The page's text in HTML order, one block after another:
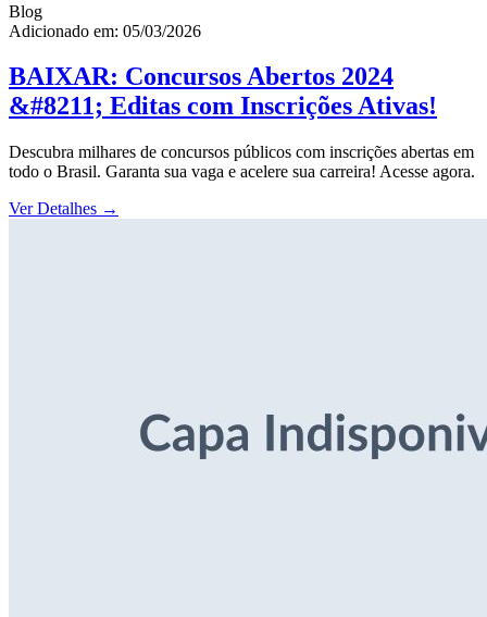
Blog
Adicionado em: 05/03/2026
BAIXAR: Concursos Abertos 2024
&#8211; Editas com Inscrições Ativas!
Descubra milhares de concursos públicos com inscrições abertas em
todo o Brasil. Garanta sua vaga e acelere sua carreira! Acesse agora.
Ver Detalhes →